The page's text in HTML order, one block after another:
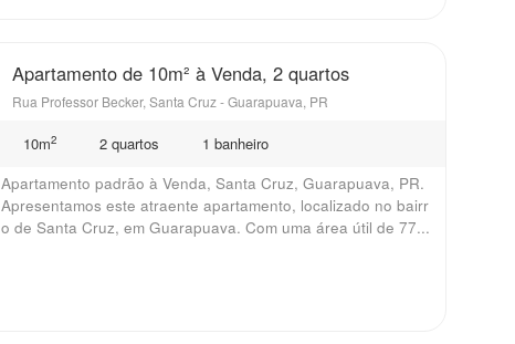
Apartamento de 10m² à Venda, 2 quartos
Rua Professor Becker, Santa Cruz - Guarapuava, PR
10m2 2 quartos
1 banheiro
Apartamento padrão à Venda, Santa Cruz, Guarapuava, PR.
Apresentamos este atraente apartamento, localizado no bairr
o de Santa Cruz, em Guarapuava. Com uma área útil de 77...